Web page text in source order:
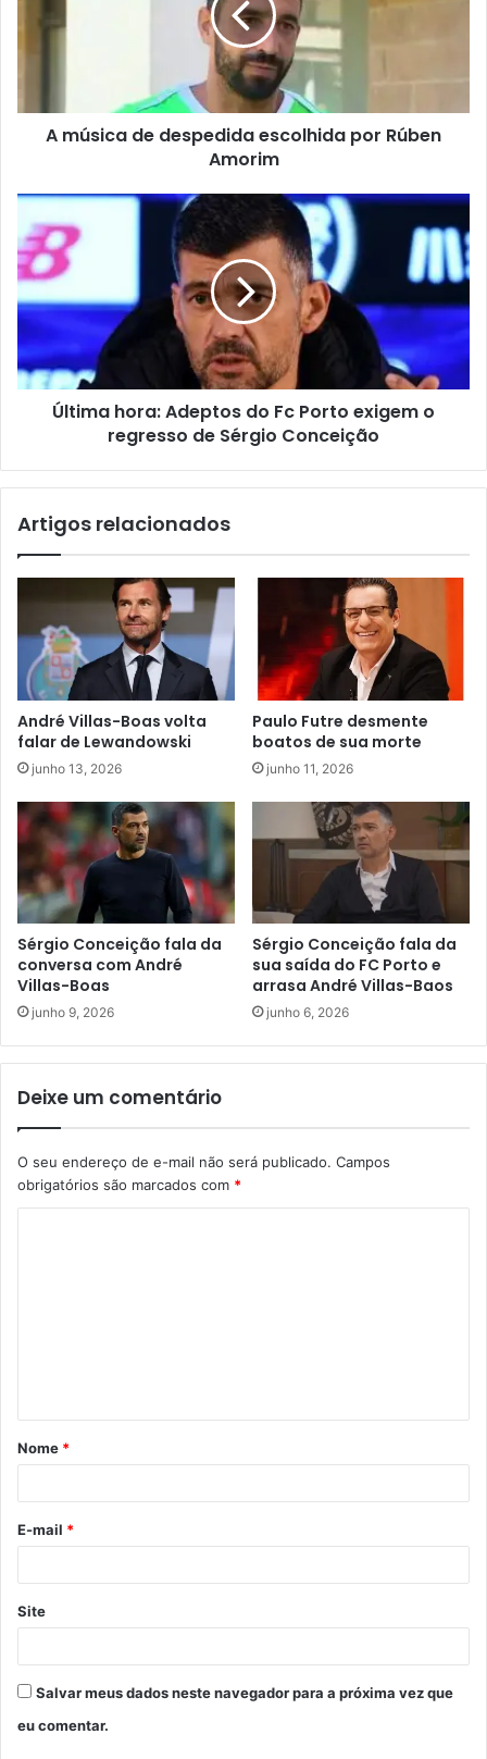
A música de despedida escolhida por Rúben
Amorim
Última hora: Adeptos do Fc Porto exigem o
regresso de Sérgio Conceição
Artigos relacionados
André Villas-Boas volta
falar de Lewandowski
junho 13, 2026
Paulo Futre desmente
boatos de sua morte
junho 11, 2026
Sérgio Conceição fala da
conversa com André
Villas-Boas
junho 9, 2026
Sérgio Conceição fala da
sua saída do FC Porto e
arrasa André Villas-Baos
junho 6, 2026
Deixe um comentário
O seu endereço de e-mail não será publicado. Campos
obrigatórios são marcados com *
á
r
*
Nome *
E-mail *
Site
Salvar meus dados neste navegador para a próxima vez que
eu comentar.